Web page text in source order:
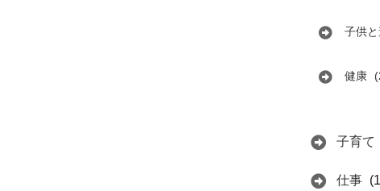
子供
健康
子育て
仕事